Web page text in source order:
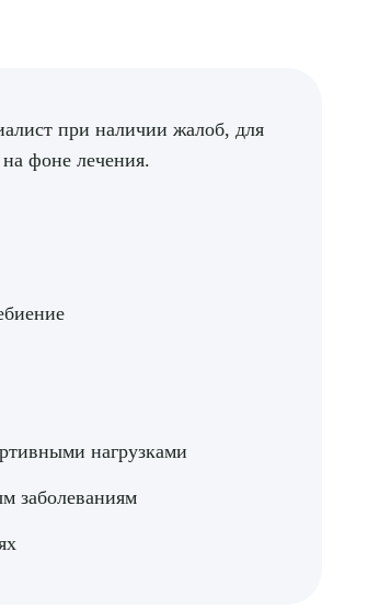
при наличии жалоб, для
фоне лечения.
нагрузками
заболеваниям